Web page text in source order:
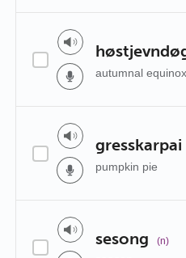
autumnal equinox
gresskarpai
pumpkin pie
sesong (n)